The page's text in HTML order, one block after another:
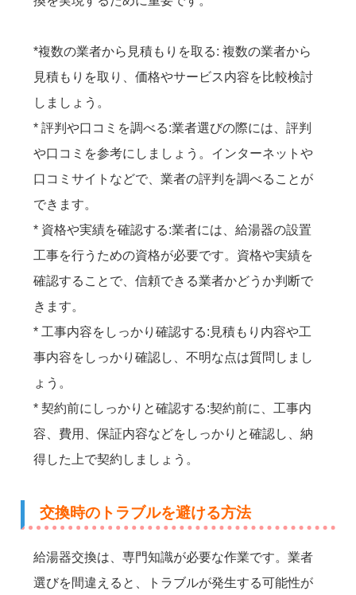
*複数の業者から見積もりを取る: 複数の業者から
見積もりを取り、価格やサービス内容を比較検討
しましょう。
* 評判や口コミを調べる:業者選びの際には、評判
や口コミを参考にしましょう。インターネットや
口コミサイトなどで、業者の評判を調べることが
できます。
* 資格や実績を確認する:業者には、給湯器の設置
工事を行うための資格が必要です。資格や実績を
確認することで、信頼できる業者かどうか判断で
きます。
* 工事内容をしっかり確認する:見積もり内容や工
事内容をしっかり確認し、不明な点は質問しまし
ょう。
* 契約前にしっかりと確認する:契約前に、工事内
容、費用、保証内容などをしっかりと確認し、納
得した上で契約しましょう。
交換時のトラブルを避ける方法
給湯器交換は、専門知識が必要な作業です。業者
選びを間違えると、トラブルが発生する可能性が